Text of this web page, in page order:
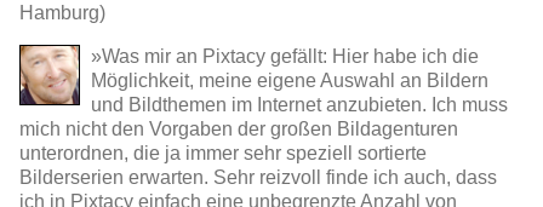
Hamburg)
»Was mir an Pixtacy gefällt: Hier habe ich die
Möglichkeit, meine eigene Auswahl an Bildern
und Bildthemen im Internet anzubieten. Ich muss
mich nicht den Vorgaben der großen Bildagenturen
unterordnen, die ja immer sehr speziell sortierte
Bilderserien erwarten. Sehr reizvoll finde ich auch, dass
ich in Pixtacy einfach eine unbegrenzte Anzahl von